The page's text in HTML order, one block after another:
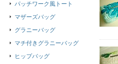
パッチワーク風トート
マザーズバッグ
グラニーバッグ
マチ付きグラニーバッグ
ヒップバッグ